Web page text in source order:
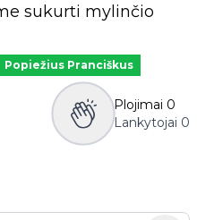
sukurti mylinčio
Popiežius Pranciškus
Plojimai 0
Lankytojai 0